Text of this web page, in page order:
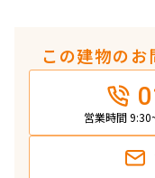
この建物の
営業時間